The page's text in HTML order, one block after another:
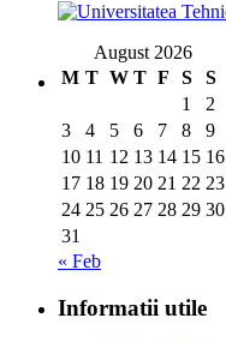
August 2026
M T W T F S
S
1
2
3
4 5 6 7 8
9
10 11 12 13 14 15 16
17 18 19 20 21 22 23
24 25 26 27 28 29 30
31
« Feb
Informatii utile